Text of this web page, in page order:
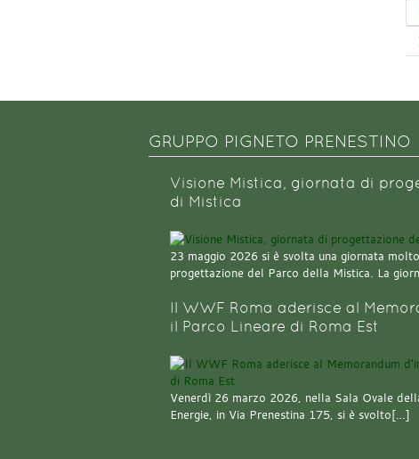
GRUPPO PIGNETO PRENESTINO
Visione Mistica, giornata di
di Mistica
23 maggio 2026 si è svolta una giornata
progettazione del Parco della Mistica. La
Il WWF Roma aderisce al
il Parco Lineare di Roma Est
Venerdì 26 marzo 2026, nella Sala Ovale
Energie, in Via Prenestina 175, si è svolto[…]